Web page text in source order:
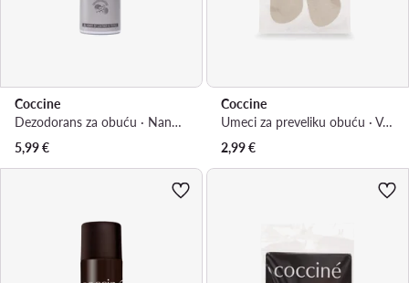
Coccine
Dezodorans za obuću · Nano Deo Silver 55/54/150/Z/v8
5,99€
Coccine
Umeci za preveliku obuću · Velour Heel Protector 665/90/05AZ
2,99€